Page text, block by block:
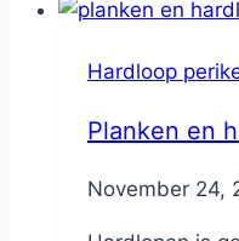
Hardloop
Planken en
ByNicole
November 24,